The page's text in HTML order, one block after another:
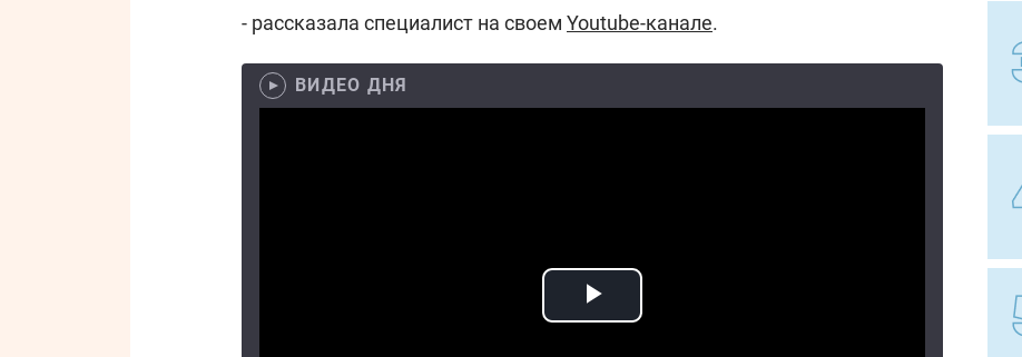
- рассказала специалист на своем Youtube-канале.
ВИДЕО ДНЯ